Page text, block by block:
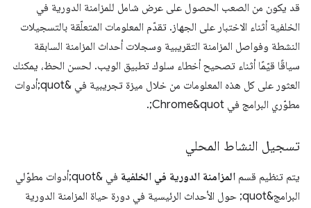
قد يكون من الصعب الحصول على عرض شامل للمزامنة الدورية في
الخلفية أثناء الاختبار على الجهاز. تقدّم المعلومات المتعلّقة بالتسجيلات
النشطة وفواصل المزامنة التقريبية وسجلات أحداث المزامنة السابقة
سياقًا قيّمًا أثناء تصحيح أخطاء سلوك تطبيق الويب. لحسن الحظ، يمكنك
العثور على كل هذه المعلومات من خلال ميزة تجريبية في &quot;أدوات
مطوّري البرامج في Chrome&quot;.
تسجيل النشاط المحلي
يتم تنظيم قسم المزامنة الدورية في الخلفية
في &quot;أدوات مطوّلي
البرامج&quot; حول الأحداث الرئيسية في دورة حياة المزامنة الدورية